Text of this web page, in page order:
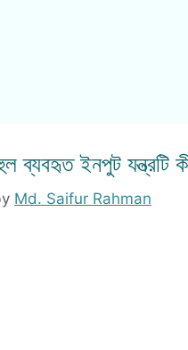
ব্যবহৃত ইনপুট যন্ত্রটি
Md. Saifur Rahman